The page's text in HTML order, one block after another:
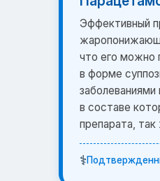
Эффективный
что его можно
в форме
в составе
препарата,
⚕️